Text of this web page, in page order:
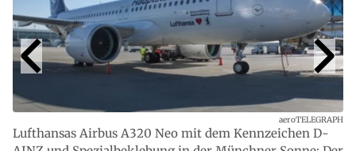
Lufthansas Airbus A320 Neo mit dem Kennzeichen D-
aeroTELEGRAPH